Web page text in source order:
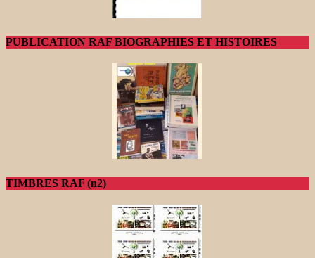
PUBLICATION RAF BIOGRAPHIES ET HISTOIRES
TIMBRES RAF (n2)